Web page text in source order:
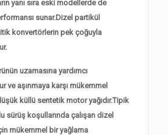
yanı sıra eski modellerde de
sunar.Dizel partikül
konvertörlerin pek çoğuyla
yardımcı
ve aşınmaya karşı mükemmel
küllü sentetik motor yağıdır.Tipik
sürüş koşullarında çalışan dizel
mükemmel bir yağlama